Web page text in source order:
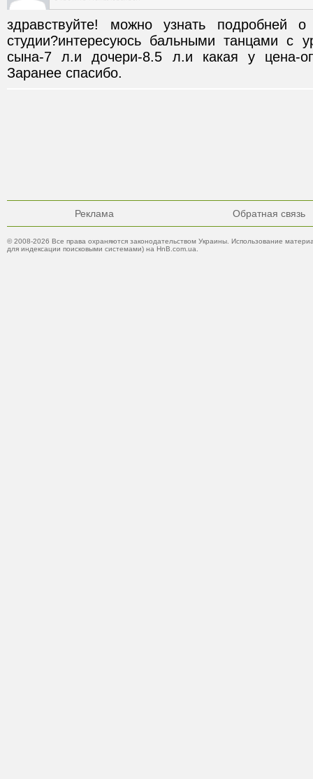
здравствуйте! можно узнать подробней
студии?интересуюсь бальными танцами с
сына-7 л.и дочери-8.5 л.и какая у цена-
Заранее спасибо.
Реклама Обратная связь
© 2008-2026 Все права охраняются законодательством Украины. Использование
для индексации поисковыми системами) на HnB.com.ua.